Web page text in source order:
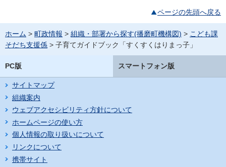
ページの先頭へ戻る
ホーム > 町政情報 > 組織・部署から探す(播磨町機構図) > こども課
そだち支援係 > 子育てガイドブック「すくすくはりまっ子」
PC版 スマートフォン版
サイトマップ
組織案内
ウェブアクセシビリティ方針について
ホームページの使い方
個人情報の取り扱いについて
リンクについて
携帯サイト